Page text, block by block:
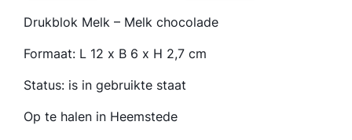
Drukblok Melk – Melk chocolade
Formaat: L 12 x B 6 x H 2,7 cm
Status: is in gebruikte staat
Op te halen in Heemstede